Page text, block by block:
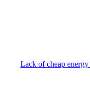
Lack of cheap